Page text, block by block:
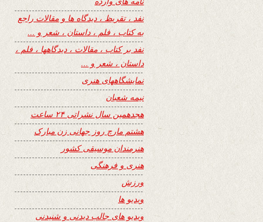
نفد ، تقریظ ، دیدگاه ها و مقالات راجع
به کتاب ، فلم ، داستان ، شعر و …
نفد بر کتاب ، مقالات ، دیدگاهها ، فلم ،
داستان ، شعر و …
نمایشگاههای هنری
نیمه شعبان
هجدهمین سال نشراتی ۲۴ ساعت
هشتم مارچ روز جهانی زن مبارک
هنرمندان موسیقی کشور
هنری و فرهنگی
ورزش
ویدیو ها
ویدیو های جالب دیدنی و شنیدنی